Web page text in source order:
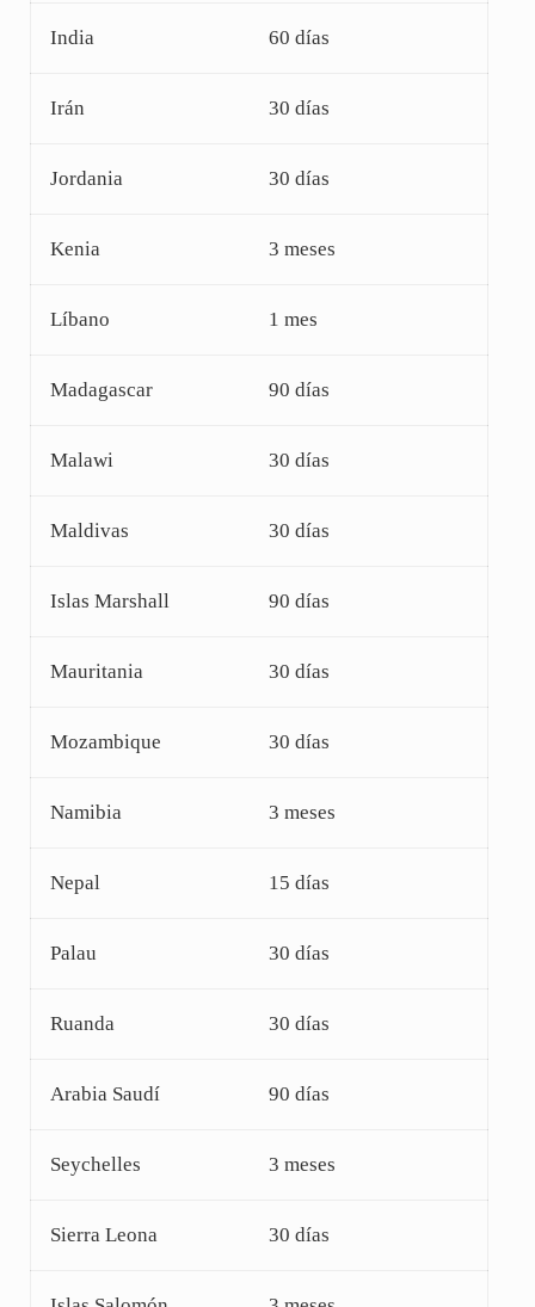
India 60 días
Irán 30 días
Jordania 30 días
Kenia 3 meses
Líbano 1 mes
Madagascar 90 días
Malawi 30 días
Maldivas 30 días
Islas Marshall 90 días
Mauritania 30 días
Mozambique 30 días
Namibia 3 meses
Nepal 15 días
Palau 30 días
Ruanda 30 días
Arabia Saudí 90 días
Seychelles 3 meses
Sierra Leona 30 días